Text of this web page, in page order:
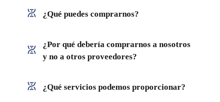
¿Qué puedes comprarnos?
¿Por qué debería comprarnos a nosotros
y no a otros proveedores?
¿Qué servicios podemos proporcionar?